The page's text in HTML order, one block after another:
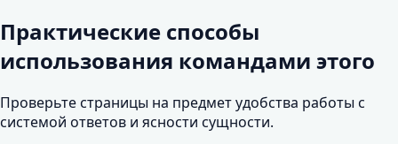
Практические способы
использования командами этого
Проверьте страницы на предмет удобства работы с
системой ответов и ясности сущности.